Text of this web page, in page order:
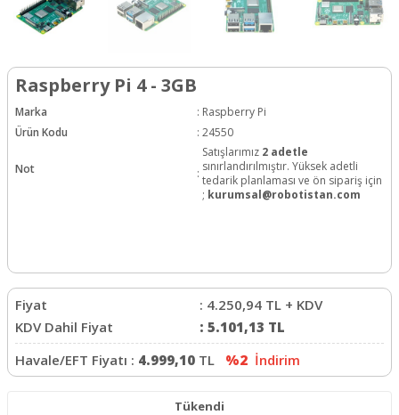
Raspberry Pi 4 - 3GB
Marka : Raspberry Pi
Ürün Kodu
: 24550
Not :
Satışlarımız 2 adetle
sınırlandırılmıştır. Yüksek adetli
tedarik planlaması ve ön sipariş için
; kurumsal@robotistan.com
Fiyat : 4.250,94 TL + KDV
KDV Dahil Fiyat
: 5.101,13 TL
Havale/EFT Fiyatı : 4.999,10 TL %2 İndirim
Tükendi